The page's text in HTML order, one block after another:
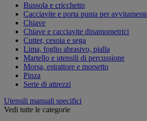
Bussola e cricchetto
Cacciavite e porta punta per
Chiave
Chiave e cacciavite dinamometrici
Cutter, cesoia e sega
Lima, foglio abrasivo, pialla
Martello e utensili di percussione
Morsa, estrattore e morsetto
Pinza
Serie di attrezzi
Utensili manuali specifici
Vedi tutte le categorie